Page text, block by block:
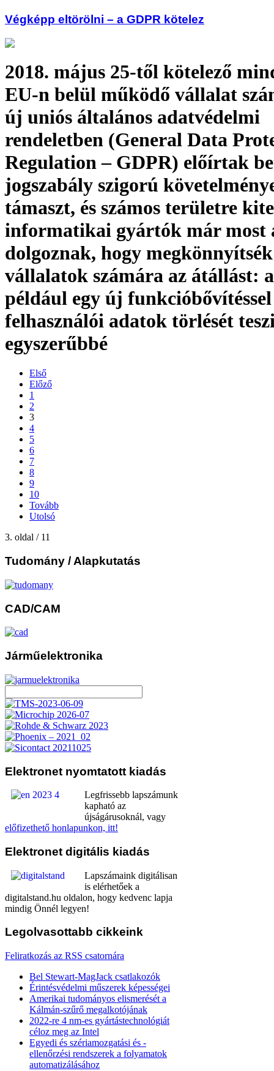
Végképp eltörölni – a GDPR kötelez
2018. május 25-től kötelező
EU-n belül működő vállalat
új uniós általános adatvédelmi
rendeletben (General Data
Regulation – GDPR) előírtak
jogszabály szigorú
támaszt, és számos területre
informatikai gyártók már most
dolgoznak, hogy
vállalatok számára az átállást:
például egy új
felhasználói adatok törlését
egyszerűbbé
Első
Előző
1
2
3
4
5
6
7
8
9
10
Tovább
Utolsó
3. oldal / 11
Tudomány / Alapkutatás
CAD/CAM
Járműelektronika
Elektronet nyomtatott kiadás
Legfrissebb lapszámunk
kapható az
újságárusoknál, vagy
előfizethető honlapunkon, itt!
Elektronet digitális kiadás
Lapszámaink digitálisan
is elérhetőek a
digitalstand.hu oldalon, hogy kedvenc lapja
mindig Önnél legyen!
Legolvasottabb cikkeink
Feliratkozás az RSS csatornára
Bel Stewart-MagJack csatlakozók
Érintésvédelmi műszerek képességei
Amerikai tudományos elismerését a
Kálmán-szűrő megalkotójának
2022-re 4 nm-es gyártástechnológiát
céloz meg az Intel
Egyedi és szériamozgatási és -
ellenőrzési rendszerek a folyamatok
automatizálásához